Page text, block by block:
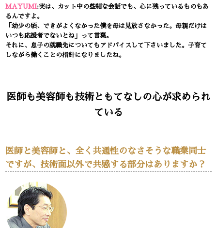
MAYUMI:実は、カット中の些細な会話でも、心に残っているものもあ
るんですよ。
「幼少の頃、できがよくなかった僕を母は見放さなかった。母親だけは
いつも応援者でないとね」って言葉。
それに、息子の就職先についてもアドバイスして下さいました。子育て
しながら働くことの指針になりましたね。
医師も美容師も技術ともてなしの心が求められ
ている
医師と美容師と、全く共通性のなさそうな職業同士
ですが、技術面以外で共感する部分はありますか？